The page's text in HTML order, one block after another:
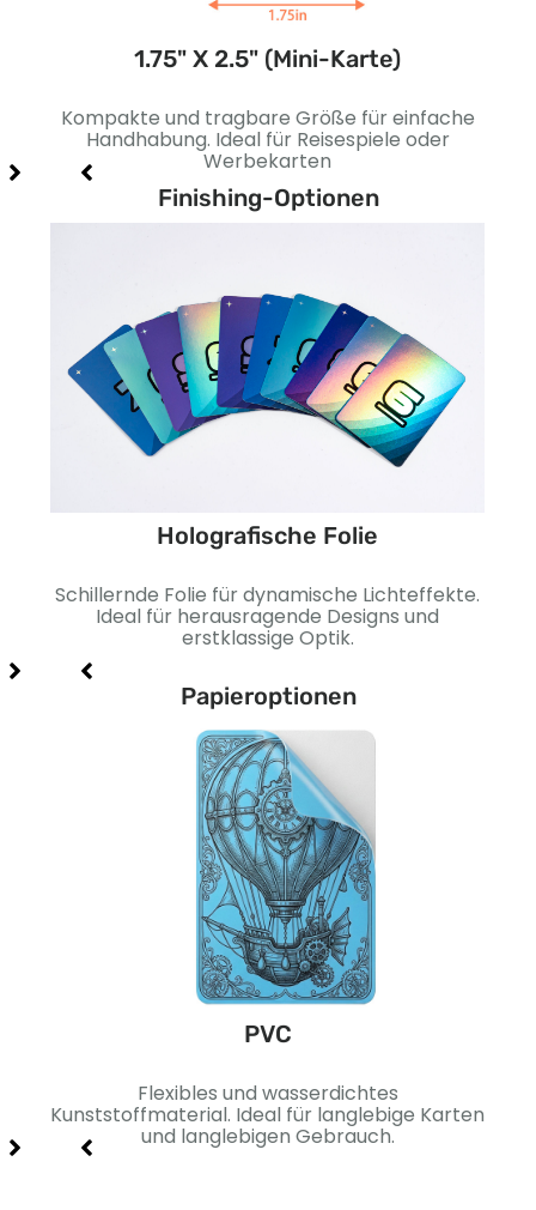
1.75" X 2.5" (Mini-Karte)
Kompakte und tragbare Größe für einfache
Handhabung. Ideal für Reisespiele oder
Werbekarten
Finishing-Optionen
Holografische Folie
Schillernde Folie für dynamische Lichteffekte.
Ideal für herausragende Designs und
erstklassige Optik.
Papieroptionen
PVC
Flexibles und wasserdichtes
Kunststoffmaterial. Ideal für langlebige Karten
und langlebigen Gebrauch.